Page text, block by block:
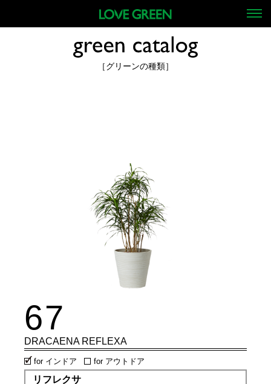
［グリーンの種類］
67
DRACAENA REFLEXA
for インドア for アウトドア
リフレクサ